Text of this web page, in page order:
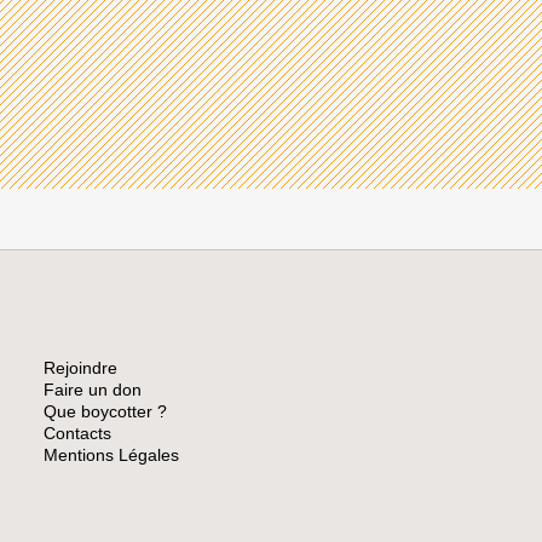
Rejoindre
Faire un don
Que boycotter ?
Contacts
Mentions Légales